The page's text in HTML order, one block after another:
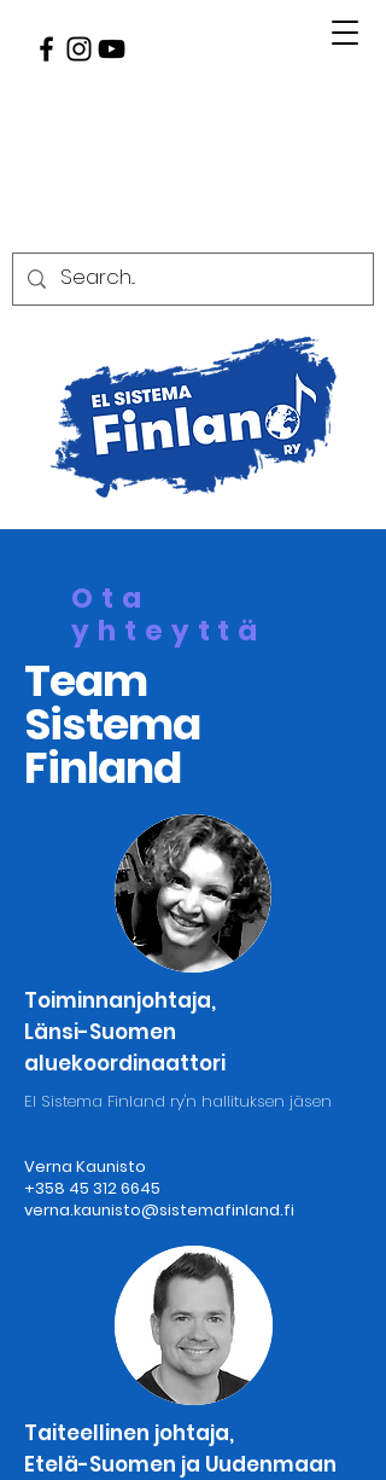
Ota
yhteyttä
Team
Sistema
Finland
Toiminnanjohtaja,
Länsi-Suomen
aluekoordinaattori
El Sistema Finland ry'n hallituksen jäsen
Verna Kaunisto
+358 45 312 6645
verna.kaunisto@sistemafinland.fi
Taiteellinen johtaja,
Etelä-Suomen ja Uudenmaan